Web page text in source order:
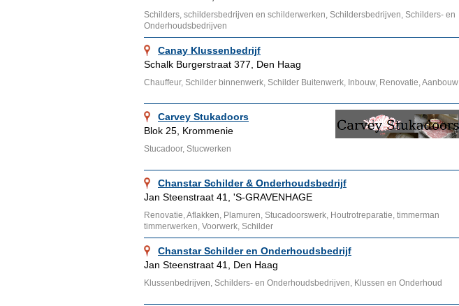
Schilders, schildersbedrijven en schilderwerken, Schildersbedrijven, Schilders- en
Onderhoudsbedrijven
Canay Klussenbedrijf
Schalk Burgerstraat 377, Den Haag
Chauffeur, Schilder binnenwerk, Schilder Buitenwerk, Inbouw, Renovatie, Aanbouw
Carvey Stukadoors
Blok 25, Krommenie
Stucadoor, Stucwerken
Chanstar Schilder & Onderhoudsbedrijf
Jan Steenstraat 41, 'S-GRAVENHAGE
Renovatie, Aflakken, Plamuren, Stucadoorswerk, Houtrotreparatie, timmerman
timmerwerken, Voorwerk, Schilder
Chanstar Schilder en Onderhoudsbedrijf
Jan Steenstraat 41, Den Haag
Klussenbedrijven, Schilders- en Onderhoudsbedrijven, Klussen en Onderhoud